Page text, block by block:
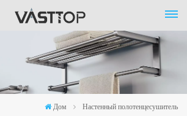
Дом Настенный полотенцесушитель